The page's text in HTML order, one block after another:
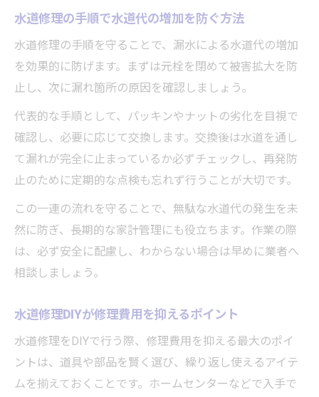
水道修理の手順で水道代の増加を防ぐ方法
水道修理の手順を守ることで、漏水による水道代の増加
を効果的に防げます。まずは元栓を閉めて被害拡大を防
止し、次に漏れ箇所の原因を確認しましょう。
代表的な手順として、パッキンやナットの劣化を目視で
確認し、必要に応じて交換します。交換後は水道を通し
て漏れが完全に止まっているか必ずチェックし、再発防
止のために定期的な点検も忘れず行うことが大切です。
この一連の流れを守ることで、無駄な水道代の発生を未
然に防ぎ、長期的な家計管理にも役立ちます。作業の際
は、必ず安全に配慮し、わからない場合は早めに業者へ
相談しましょう。
水道修理DIYが修理費用を抑えるポイント
水道修理をDIYで行う際、修理費用を抑える最大のポイ
ントは、道具や部品を賢く選び、繰り返し使えるアイテ
ムを揃えておくことです。ホームセンターなどで入手で